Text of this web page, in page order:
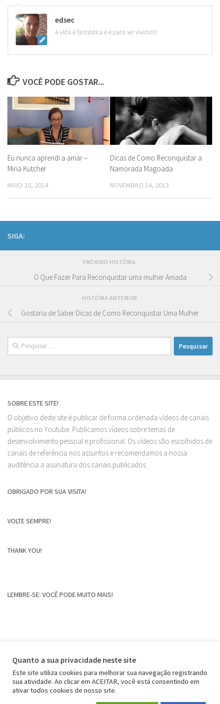
edsec
A vida é fantástica e é para ser vivida!!!!
VOCÊ PODE GOSTAR...
Eu nunca aprendi a amar –
Miria Kutcher
MAIO 20, 2014
Dicas de Como Reconquistar a
Namorada Magoada
NOVEMBRO 14, 2013
SIGA:
PRÓXIMO HISTÓRIA
O Que Fazer Para Reconquistar uma mulher Amada
HISTÓRIA ANTERIOR
Gostaria de Saber Dicas de Como Reconquistar Uma Mulher
Pesquisar
por:
SOBRE ESTE SITE!
O objetivo deste site é publicar de forma ordenada vídeos de canais
públicos no Youtube. Publicamos vídeos sobre temas de
desenvolvimento pessoal e profissional. Os vídeos são escolhidos de
canais de referência nos assuntos e recomendamos a nossa
auditência a assinatura dos canais publicados.
OBRIGADO POR SUA VISITA!
VOLTE SEMPRE!
THANK YOU!
LEMBRE-SE: VOCÊ PODE MUITO MAIS!
Quanto a sua privacidade neste site
Este site utiliza cookies para melhorar sua navegação registrando
sua atividade. Ao clicar em ACEITAR, você está consentindo em
ativar todos cookies de nosso site.